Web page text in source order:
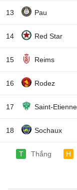
13 Pau
14 Red Star
15 Reims
16 Rodez
17 Saint-Etienne
18 Sochaux
T Thắng H